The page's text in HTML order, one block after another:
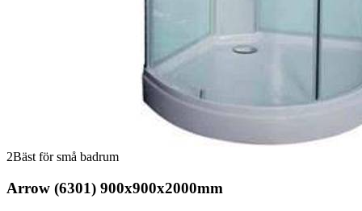
2Bäst för små badrum
Arrow (6301) 900x900x2000mm